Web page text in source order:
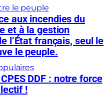
le peuple
aux incendies du
et à la gestion
l’État français, seul le
le peuple.
DDF : notre force
!